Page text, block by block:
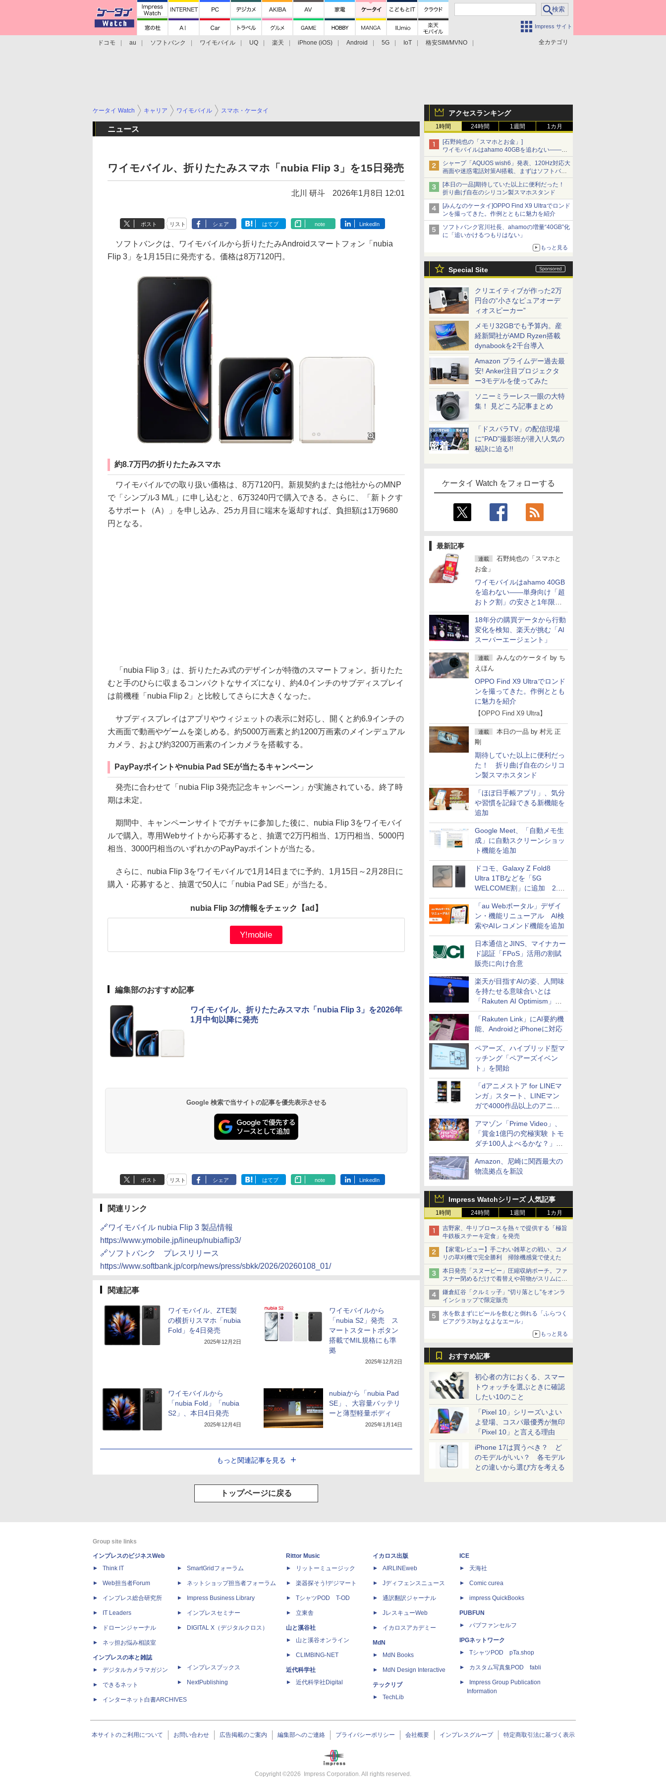
Impress サイト
全カテゴリ
ドコモ au ソフトバンク ワイモバイル UQ 楽天 iPhone (iOS) Android 5G IoT
格安SIM/MVNO
アクセスランキング
1時間 24時間 1週間 1カ月
[石野純也の「スマホとお金」]
ワイモバイルはahamo 40GBを追わない――単
身向け「超おトク割」の安さと1年限定の注意
点
シャープ「AQUOS wish6」発表、120Hz対応大
画面や迷惑電話対策AI搭載、まずはソフトバン
クの法人向け
[本日の一品]期待していた以上に便利だった！
折り曲げ自在のシリコン製スマホスタンド
[みんなのケータイ]OPPO Find X9 Ultraでロンド
ンを撮ってきた。作例とともに魅力を紹介
ソフトバンク宮川社長、ahamoの増量“40GB”化
に「追いかけるつもりはない」
もっと見る
Special Site
クリエイティブが作った2万
円台の“小さなピュアオーデ
ィオスピーカー”
メモリ32GBでも予算内。産
経新聞社がAMD Ryzen搭載
dynabookを2千台導入
Amazon プライムデー過去最
安! Anker注目プロジェクタ
ー3モデルを使ってみた
ソニーミラーレス一眼の大特
集！ 見どころ記事まとめ
「ドスパラTV」の配信現場
に“PAD”撮影班が潜入!人気の
秘訣に迫る!!
ケータイ Watch をフォローする
最新記事
連載
石野純也の「スマホと
お金」
ワイモバイルはahamo 40GB
を追わない――単身向け「超
おトク割」の安さと1年限定
の注意点
18年分の購買データから行動
変化を検知、楽天が挑む「AI
スーパーエージェント」
連載 みんなのケータイ by ち
えほん
OPPO Find X9 Ultraでロンド
ンを撮ってきた。作例ととも
に魅力を紹介
【OPPO Find X9 Ultra】
連載 本日の一品 by 村元 正
剛
期待していた以上に便利だっ
た！ 折り曲げ自在のシリコ
ン製スマホスタンド
「ほぼ日手帳アプリ」、気分
や習慣を記録できる新機能を
追加
Google Meet、「自動メモ生
成」に自動スクリーンショッ
ト機能を追加
ドコモ、Galaxy Z Fold8
Ultra 1TBなどを「5G
WELCOME割」に追加 2.2
万円引き
「au Webポータル」デザイ
ン・機能リニューアル AI検
索やAIレコメンド機能を追加
日本通信とJINS、マイナカー
ド認証「FPoS」活用の割賦
販売に向け合意
楽天が目指すAIの姿、人間味
を持たせる意味合いとは
「Rakuten AI Optimism」三
木谷氏の基調講演
「Rakuten Link」にAI要約機
能、AndroidとiPhoneに対応
ペアーズ、ハイブリッド型マ
ッチング「ペアーズイベン
ト」を開始
「dアニメストア for LINEマ
ンガ」スタート、LINEマン
ガで4000作品以上のアニメ
見放題
アマゾン「Prime Video」、
「賞金1億円の究極実験 トモ
ダチ100人よべるかな？」シ
ーズン2の参加者公開
Amazon、尼崎に関西最大の
物流拠点を新設
Impress Watchシリーズ 人気記事
1時間 24時間 1週間 1カ月
吉野家、牛リブロースを熱々で提供する「極旨
牛鉄板ステーキ定食」を発売
【家電レビュー】手ごわい雑草との戦い、コメ
リの草刈機で完全勝利 掃除機感覚で使えた
本日発売「スヌーピー」圧縮収納ポーチ。ファ
スナー閉めるだけで着替えや荷物がスリムにま
とまる
鎌倉紅谷「クルミッ子」“切り落とし”をオンラ
インショップで限定販売
水を飲まずにビールを飲むと倒れる「ふらつく
ビアグラスbyよなよなエール」
もっと見る
おすすめ記事
初心者の方におくる、スマー
トウォッチを選ぶときに確認
したい10のこと
「Pixel 10」シリーズいよい
よ登場、コスパ最優秀が無印
「Pixel 10」と言える理由
iPhone 17は買うべき？ ど
のモデルがいい？ 各モデル
との違いから選び方を考える
ケータイ Watch キャリア ワイモバイル スマホ・ケータイ
ニュース
ワイモバイル、折りたたみスマホ「nubia Flip 3」を15日発売
北川 研斗 2026年1月8日 12:01
ポスト リスト シェア はてブ note LinkedIn
ソフトバンクは、ワイモバイルから折りたたみAndroidスマートフォン「nubia
Flip 3」を1月15日に発売する。価格は8万7120円。
約8.7万円の折りたたみスマホ
ワイモバイルでの取り扱い価格は、8万7120円。新規契約または他社からのMNP
で「シンプル3 M/L」に申し込むと、6万3240円で購入できる。さらに、「新トクす
るサポート（A）」を申し込み、25カ月目に端末を返却すれば、負担額は1万9680
円となる。
「nubia Flip 3」は、折りたたみ式のデザインが特徴のスマートフォン。折りたた
むと手のひらに収まるコンパクトなサイズになり、約4.0インチのサブディスプレイ
は前機種「nubia Flip 2」と比較してさらに大きくなった。
サブディスプレイはアプリやウィジェットの表示に対応し、開くと約6.9インチの
大画面で動画やゲームを楽しめる。約5000万画素と約1200万画素のメインデュアル
カメラ、および約3200万画素のインカメラを搭載する。
PayPayポイントやnubia Pad SEが当たるキャンペーン
発売に合わせて「nubia Flip 3発売記念キャンペーン」が実施されている。終了時
期は未定。
期間中、キャンペーンサイトでガチャに参加した後に、nubia Flip 3をワイモバイ
ルで購入。専用Webサイトから応募すると、抽選で2万円相当、1万円相当、5000円
相当、3000円相当のいずれかのPayPayポイントが当たる。
さらに、nubia Flip 3をワイモバイルで1月14日までに予約、1月15日～2月28日に
購入・応募すると、抽選で50人に「nubia Pad SE」が当たる。
nubia Flip 3の情報をチェック 【ad】
Y!mobile
編集部のおすすめ記事
ワイモバイル、折りたたみスマホ「nubia Flip 3」を2026年
1月中旬以降に発売
Google 検索で当サイトの記事を優先表示させる
ポスト リスト シェア はてブ note LinkedIn
関連リンク
🔗ワイモバイル nubia Flip 3 製品情報
https://www.ymobile.jp/lineup/nubiaflip3/
🔗ソフトバンク プレスリリース
https://www.softbank.jp/corp/news/press/sbkk/2026/20260108_01/
関連記事
ワイモバイル、ZTE製
の横折りスマホ「nubia
Fold」を4日発売
2025年12月2日
ワイモバイルから
「nubia S2」発売 ス
マートスタートボタン
搭載でMIL規格にも準
拠
2025年12月2日
ワイモバイルから
「nubia Fold」「nubia
S2」、本日4日発売
2025年12月4日
nubiaから「nubia Pad
SE」、大容量バッテリ
ーと薄型軽量ボディ
2025年1月14日
もっと関連記事を見る
トップページに戻る
Group site links
インプレスのビジネスWeb
Think IT
Web担当者Forum
インプレス総合研究所
IT Leaders
ドローンジャーナル
ネッ担お悩み相談室
インプレスの本と雑誌
デジタルカメラマガジン
できるネット
インターネット白書ARCHIVES
SmartGridフォーラム
ネットショップ担当者フォーラム
Impress Business Library
インプレスセミナー
DIGITAL X（デジタルクロス）
インプレスブックス
NextPublishing
Rittor Music
リットーミュージック
楽器探そう!デジマート
TシャツPOD T-OD
立東舎
山と溪谷社
山と溪谷オンライン
CLIMBING-NET
近代科学社
近代科学社Digital
イカロス出版
AIRLINEweb
Jディフェンスニュース
通訳翻訳ジャーナル
JレスキューWeb
イカロスアカデミー
MdN
MdN Books
MdN Design Interactive
テックリブ
TechLib
ICE
天海社
Comic curea
impress QuickBooks
PUBFUN
パブファンセルフ
IPGネットワーク
TシャツPOD pTa.shop
カスタム写真集POD fabli
Impress Group Publication
Information
本サイトのご利用について お問い合わせ 広告掲載のご案内 編集部へのご連絡 プライバシーポリシー 会社概要 インプレスグループ 特定商取引法に基づく表示
Copyright ©2026 Impress Corporation. All rights reserved.